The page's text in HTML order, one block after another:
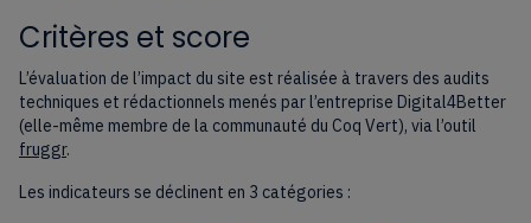
Critères et score
L’évaluation de l’impact du site est réalisée à travers des audits
techniques et rédactionnels menés par l’entreprise Digital4Better
(elle-même membre de la communauté du Coq Vert), via l’outil
fruggr.
Les indicateurs se déclinent en 3 catégories :